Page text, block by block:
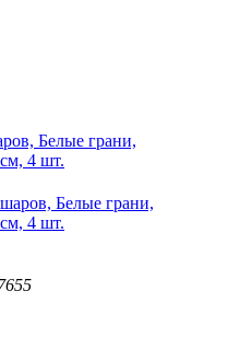
Белые грани,
4 шт.